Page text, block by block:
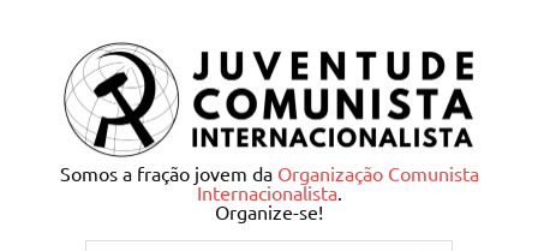
Juventude Comunista
Internacionalista
Somos a fração jovem da Organização Comunista
Internacionalista.
Organize-se!